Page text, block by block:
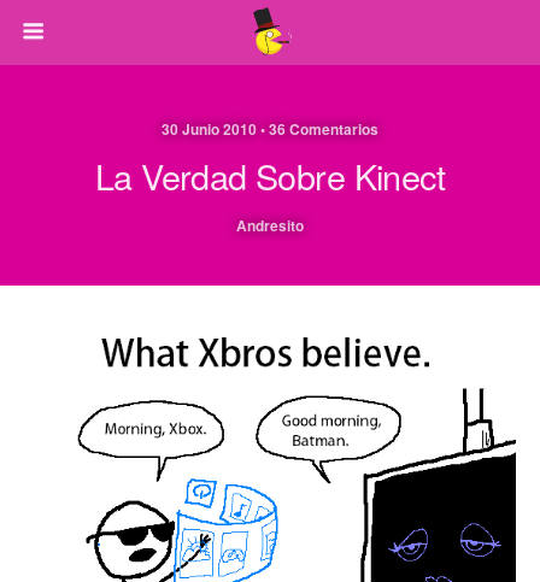
30 Junio 2010 • 36 Comentarios
La Verdad Sobre Kinect
Andresito